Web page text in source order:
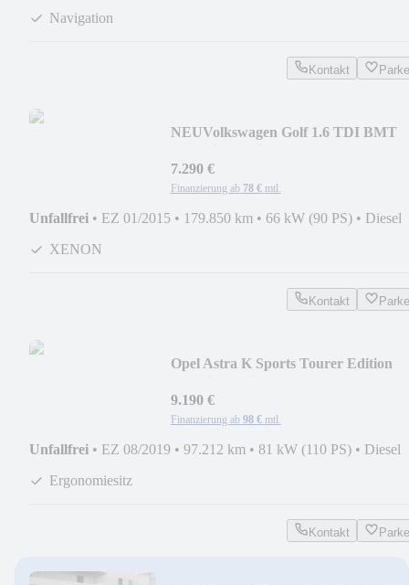
Navigation
Kontakt
NEUVolkswagen Golf 1.6 TDI BMT
7.290 €
Finanzierung ab 78 € mtl.
Unfallfrei • EZ 01/2015 • 179.850 km • 66 kW (90 PS) • Diesel
XENON
Kontakt
Opel Astra K Sports Tourer Edition
9.190 €
Finanzierung ab 98 € mtl.
Unfallfrei • EZ 08/2019 • 97.212 km • 81 kW (110 PS) • Diesel
Ergonomiesitz
Kontakt